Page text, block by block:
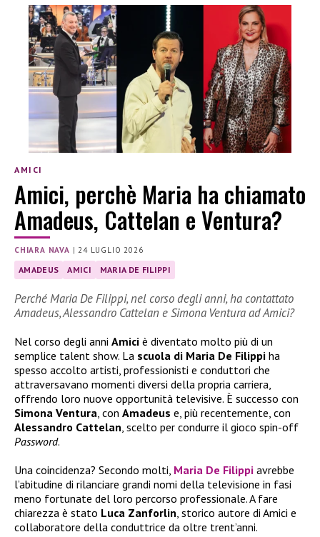
AMICI
Amici, perchè Maria ha chiamato
Amadeus, Cattelan e Ventura?
CHIARA NAVA |24 LUGLIO 2026
AMADEUS AMICI MARIA DE FILIPPI
Perché Maria De Filippi, nel corso degli anni, ha contattato
Amadeus, Alessandro Cattelan e Simona Ventura ad Amici?
Nel corso degli anni Amici è diventato molto più di un
semplice talent show. La scuola di Maria De Filippi ha
spesso accolto artisti, professionisti e conduttori che
attraversavano momenti diversi della propria carriera,
offrendo loro nuove opportunità televisive. È successo con
Simona Ventura, con Amadeus e, più recentemente, con
Alessandro Cattelan, scelto per condurre il gioco spin-off
Password.
Una coincidenza? Secondo molti, Maria De Filippi avrebbe
l’abitudine di rilanciare grandi nomi della televisione in fasi
meno fortunate del loro percorso professionale. A fare
chiarezza è stato Luca Zanforlin, storico autore di Amici e
collaboratore della conduttrice da oltre trent’anni.